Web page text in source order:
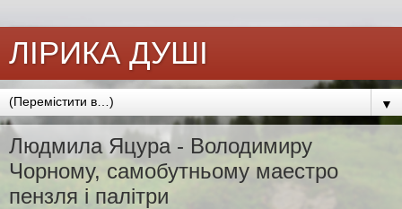
ЛІРИКА ДУШІ
▼
Людмила Яцура - Володимиру
Чорному, самобутньому маестро
пензля і палітри